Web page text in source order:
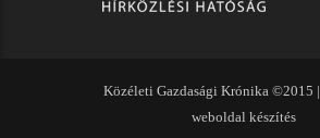
Közéleti Gazdasági Krónika ©2015 |
weboldal készítés